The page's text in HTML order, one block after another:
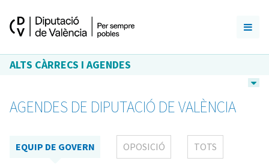
ALTS CÀRRECS I AGENDES
AGENDES DE DIPUTACIÓ DE VALÈNCIA
EQUIP DE GOVERN OPOSICIÓ TOTS